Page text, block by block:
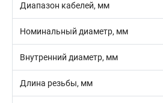
Диапазон кабелей, мм
Номинальный диаметр, мм
Внутренний диаметр, мм
Длина резьбы, мм